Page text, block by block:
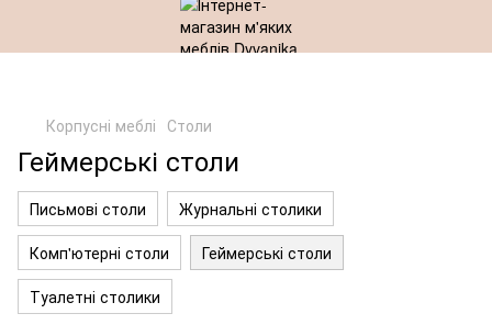
Корпусні меблі Столи
Геймерські столи
Письмові столи
Журнальні столики
Комп'ютерні столи
Геймерські столи
Туалетні столики